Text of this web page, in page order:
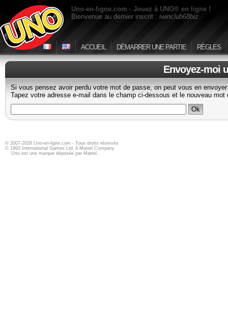
Uno-en-ligne.com - Jouez à UNO® en ligne !
Bienvenue au dernier inscrit : iwinclub68biz
ACCUEIL DÉMARRER UNE PARTIE RÈGLES
Envoyez-moi
Si vous pensez avoir perdu votre mot de passe, on peut vous en
Tapez votre adresse e-mail dans le champ ci-dessous et le nouveau
© 2007-2026 Uno-en-ligne.com - Tous droits réservés
© 1993 International Games Ltd. A Mattel Company
Uno est une marque déposée par Mattel.